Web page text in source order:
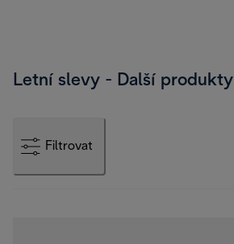
Letní slevy - Další produkty
Filtrovat